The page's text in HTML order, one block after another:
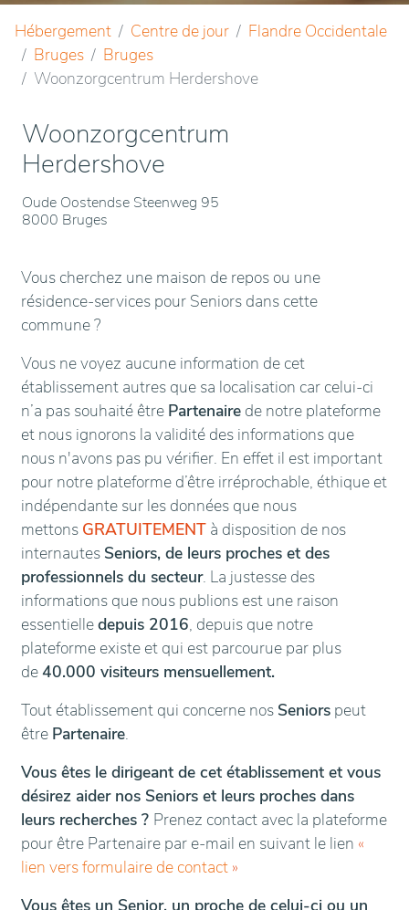
Hébergement Centre de jour
Flandre Occidentale
Bruges
Bruges
Woonzorgcentrum Herdershove
Woonzorgcentrum
Herdershove
Oude Oostendse Steenweg 95
8000 Bruges
Vous cherchez une maison de repos ou une
résidence-services pour Seniors dans cette
commune ?
Vous ne voyez aucune information de cet
établissement autres que sa localisation car celui-ci
n’a pas souhaité être Partenaire de notre plateforme
et nous ignorons la validité des informations que
nous n'avons pas pu vérifier. En effet il est important
pour notre plateforme d’être irréprochable, éthique et
indépendante sur les données que nous
mettons GRATUITEMENT à disposition de nos
internautes Seniors, de leurs proches et des
professionnels du secteur. La justesse des
informations que nous publions est une raison
essentielledepuis 2016, depuis que notre
plateforme existe et qui est parcourue par plus
de40.000 visiteurs mensuellement.
Tout établissement qui concerne nos Seniors peut
être Partenaire.
Vous êtes le dirigeant de cet établissement et vous
désirez aider nos Seniors et leurs proches dans
leurs recherches ? Prenez contact avec la plateforme
pour être Partenaire par e-mail en suivant le lien «
lien vers formulaire de contact »
Vous êtes un Senior, un proche de celui-ci ou un